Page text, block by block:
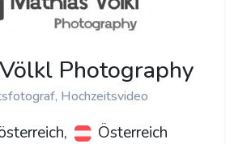
Photography
Hochzeitsvideo
Österreich